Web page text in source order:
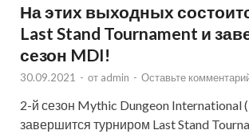
На этих выходных
Last Stand Tournament и
сезон MDI!
30.09.2021 - от admin - Оставьте
2-й сезон Mythic Dungeon International
завершится турниром Last Stand